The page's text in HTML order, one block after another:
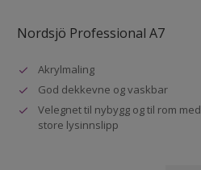
Nordsjö Professional A7
Akrylmaling
God dekkevne og vaskbar
Velegnet til nybygg og til rom med
store lysinnslipp